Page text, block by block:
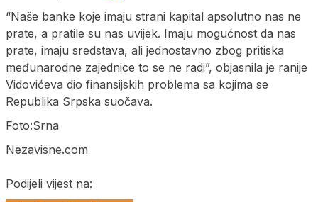
“Naše banke koje imaju strani kapital apsolutno nas ne
prate, a pratile su nas uvijek. Imaju mogućnost da nas
prate, imaju sredstava, ali jednostavno zbog pritiska
međunarodne zajednice to se ne radi”, objasnila je ranije
Vidovićeva dio finansijskih problema sa kojima se
Republika Srpska suočava.
Foto:Srna
Nezavisne.com
Podijeli vijest na: